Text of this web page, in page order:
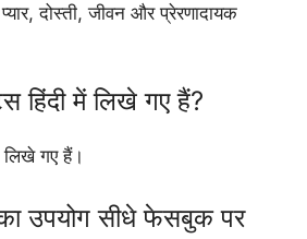
दोस्ती, जीवन और प्रेरणादायक
हिंदी में लिखे गए हैं?
लिखे गए हैं।
उपयोग सीधे फेसबुक पर